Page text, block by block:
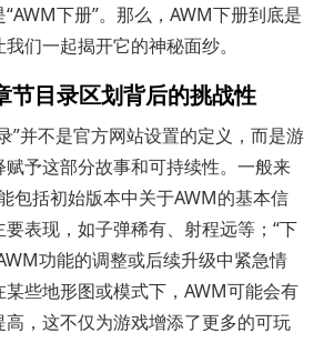
下册”。那么，AWM下册到底是
们一起揭开它的神秘面纱。
节目录区划背后的挑战性
”并不是官方网站设置的定义，而是游
予这部分故事和可持续性。一般来
包括初始版本中关于AWM的基本信
表现，如子弹稀有、射程远等；“下
功能的调整或后续升级中紧急情
些地形图或模式下，AWM可能会有
，这不仅为游戏增添了更多的可玩